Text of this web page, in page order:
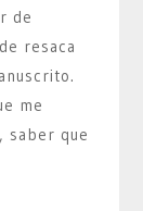
de
resaca
me
saber que